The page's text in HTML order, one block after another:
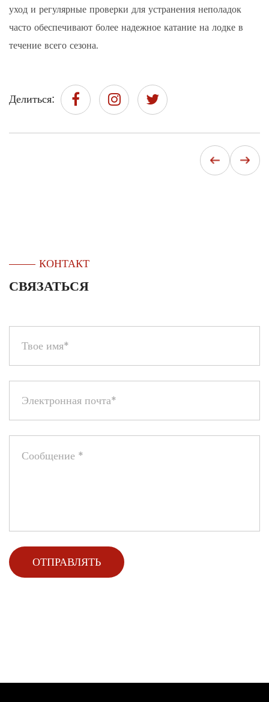
уход и регулярные проверки для устранения неполадок
часто обеспечивают более надежное катание на лодке в
течение всего сезона.
Делиться:
КОНТАКТ
СВЯЗАТЬСЯ